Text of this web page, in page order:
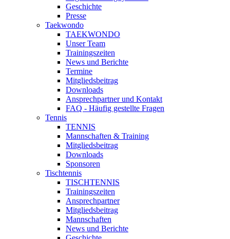
Geschichte
Presse
Taekwondo
TAEKWONDO
Unser Team
Trainingszeiten
News und Berichte
Termine
Mitgliedsbeitrag
Downloads
Ansprechpartner und Kontakt
FAQ - Häufig gestellte Fragen
Tennis
TENNIS
Mannschaften & Training
Mitgliedsbeitrag
Downloads
Sponsoren
Tischtennis
TISCHTENNIS
Trainingszeiten
Ansprechpartner
Mitgliedsbeitrag
Mannschaften
News und Berichte